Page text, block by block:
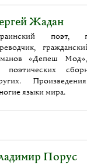
Жадан
поэт,
«Депеш Мод»,
поэтических
языки мира.
Порус